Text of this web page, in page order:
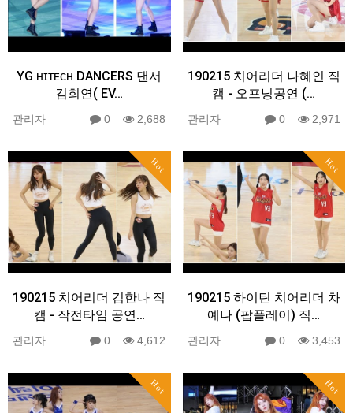
YG ʜɪᴛᴇᴄʜ DANCERS 댄서
김희연( EV…
관리자 0 2,688
190215 치어리더 나혜인 직
캠 - 오프닝공연 (…
관리자 0 2,971
Hot
190215 치어리더 김한나 직
캠 - 작전타임 공연…
관리자 0 4,612
Hot
190215 하이틴 치어리더 차
예나 (팝플레이) 직…
관리자 0 3,453
Hot Hot